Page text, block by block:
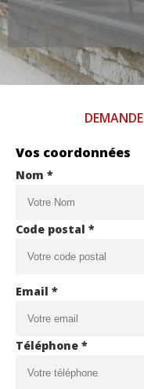
Vos coordonnées
Nom *
Code postal *
Email *
Téléphone *